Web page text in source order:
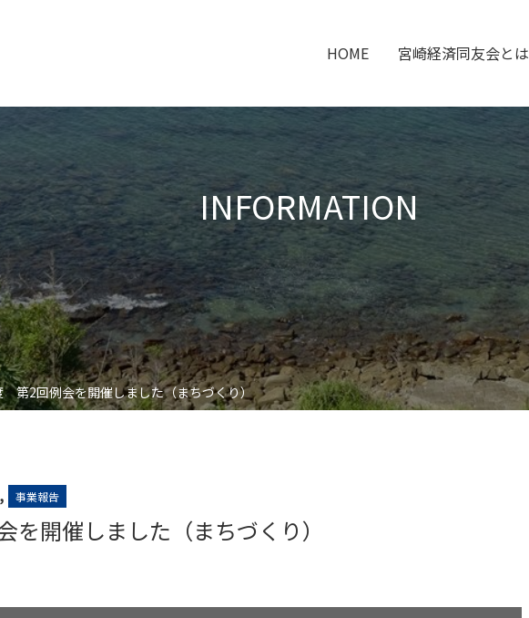
HOME 宮崎経済同友会とは
INFORMATION
第2回例会を開催しました（まちづくり）
, 事業報告
開催しました（まちづくり）